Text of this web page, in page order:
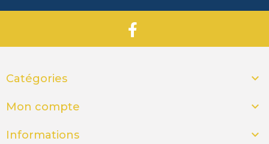
Catégories 
Mon compte 
Informations 